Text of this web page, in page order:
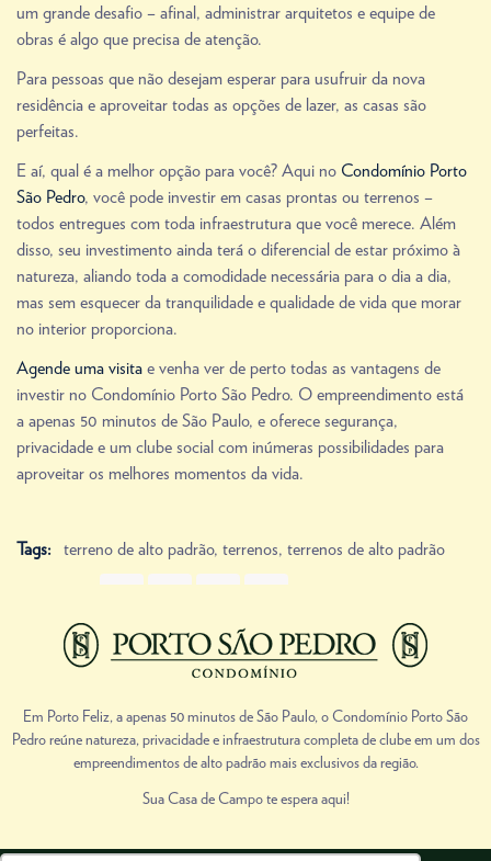
um grande desafio – afinal, administrar arquitetos e equipe de
obras é algo que precisa de atenção.
Para pessoas que não desejam esperar para usufruir da nova
residência e aproveitar todas as opções de lazer, as casas são
perfeitas.
E aí, qual é a melhor opção para você? Aqui no Condomínio Porto
São Pedro, você pode investir em casas prontas ou terrenos –
todos entregues com toda infraestrutura que você merece. Além
disso, seu investimento ainda terá o diferencial de estar próximo à
natureza, aliando toda a comodidade necessária para o dia a dia,
mas sem esquecer da tranquilidade e qualidade de vida que morar
no interior proporciona.
Agende uma visita e venha ver de perto todas as vantagens de
investir no Condomínio Porto São Pedro. O empreendimento está
a apenas 50 minutos de São Paulo, e oferece segurança,
privacidade e um clube social com inúmeras possibilidades para
aproveitar os melhores momentos da vida.
Tags: terreno de alto padrão, terrenos, terrenos de alto padrão
Em Porto Feliz, a apenas 50 minutos de São Paulo, o Condomínio Porto São
Pedro reúne natureza, privacidade e infraestrutura completa de clube em um dos
empreendimentos de alto padrão mais exclusivos da região.
Sua Casa de Campo te espera aqui!